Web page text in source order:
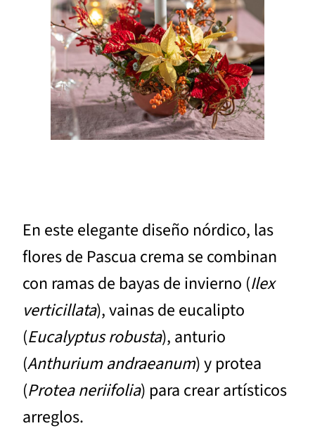
En este elegante diseño nórdico, las
flores de Pascua crema se combinan
con ramas de bayas de invierno (Ilex
verticillata), vainas de eucalipto
(Eucalyptus robusta), anturio
(Anthurium andraeanum) y protea
(Protea neriifolia) para crear artísticos
arreglos.